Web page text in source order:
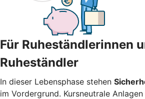
Für Ruheständlerinnen
Ruheständler
In dieser Lebensphase stehen
im Vordergrund. Kursneutrale